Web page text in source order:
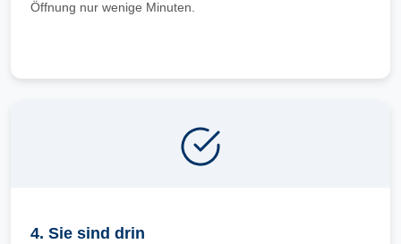
Öffnung nur wenige Minuten.
4. Sie sind drin